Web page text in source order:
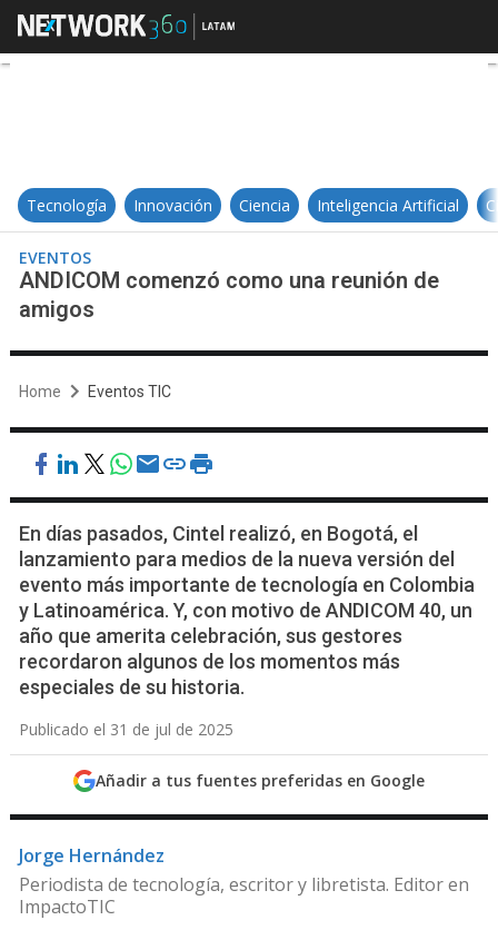
ANDICOM comenzó como una
Tecnología Innovación Ciencia Inteligencia Artificial
EVENTOS
ANDICOM comenzó como una reunión de
amigos
Home Eventos TIC
En días pasados, Cintel realizó, en Bogotá, el
lanzamiento para medios de la nueva versión del
evento más importante de tecnología en Colombia
y Latinoamérica. Y, con motivo de ANDICOM 40, un
año que amerita celebración, sus gestores
recordaron algunos de los momentos más
especiales de su historia.
Publicado el 31 de jul de 2025
Añadir a tus fuentes preferidas en Google
Jorge Hernández
Periodista de tecnología, escritor y libretista. Editor en
ImpactoTIC